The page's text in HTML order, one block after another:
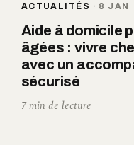
ACTUALITÉS · 8 JAN
Aide à domicile
âgées : vivre
avec un
sécurisé
7 min de lecture